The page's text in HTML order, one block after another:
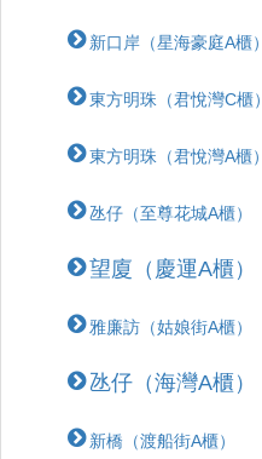
新口岸（星海豪庭A櫃）
東方明珠（君悅灣C櫃）
東方明珠（君悅灣A櫃）
氹仔（至尊花城A櫃）
望廈（慶運A櫃）
雅廉訪（姑娘街A櫃）
氹仔（海灣A櫃）
新橋（渡船街A櫃）